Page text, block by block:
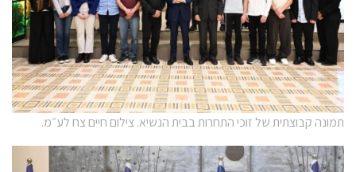
תמונה קבוצתית של זוכי התחרות בבית הנשיא. צילום חיים צח לע״מ.